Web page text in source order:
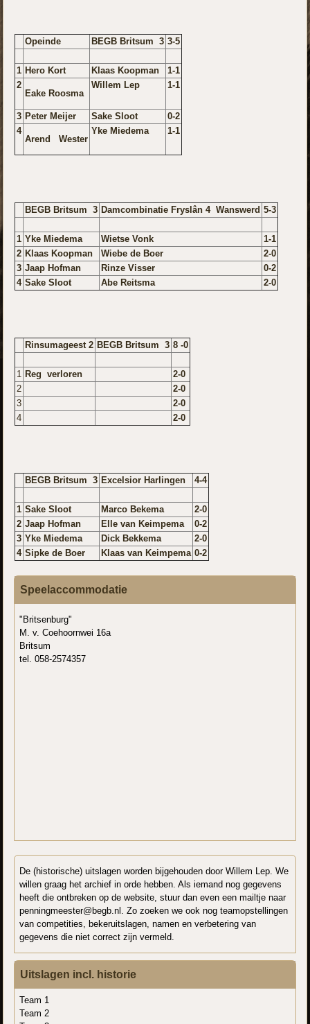
Opeinde BEGB Britsum 3 3-5
1 Hero Kort Klaas Koopman
1-1
2
Eake Roosma
Willem Lep 1-1
3 Peter Meijer Sake Sloot
0-2
4
Arend Wester
Yke Miedema 1-1
BEGB Britsum 3 Damcombinatie Fryslân 4 Wanswerd 5-3
1 Yke Miedema Wietse Vonk
1-1
2 Klaas Koopman Wiebe de Boer
2-0
3 Jaap Hofman Rinze Visser
0-2
4 Sake Sloot Abe Reitsma 2-0
Rinsumageest 2 BEGB Britsum 3 8 -0
1 Reg verloren
2-0
2
2-0
3
2-0
4
2-0
BEGB Britsum 3 Excelsior Harlingen 4-4
1 Sake Sloot Marco Bekema
2-0
2 Jaap Hofman Elle van Keimpema
0-2
3 Yke Miedema Dick Bekkema
2-0
4 Sipke de Boer Klaas van Keimpema 0-2
Speelaccommodatie
"Britsenburg"
M. v. Coehoornwei 16a
Britsum
tel. 058-2574357
De (historische) uitslagen worden bijgehouden door Willem Lep. We
willen graag het archief in orde hebben. Als iemand nog gegevens
heeft die ontbreken op de website, stuur dan even een mailtje naar
penningmeester@begb.nl. Zo zoeken we ook nog teamopstellingen
van competities, bekeruitslagen, namen en verbetering van
gegevens die niet correct zijn vermeld.
Uitslagen incl. historie
Team 1
Team 2